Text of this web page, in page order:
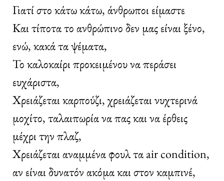
Γιατί στο κάτω κάτω, άνθρωποι είμαστε
Και τίποτα το ανθρώπινο δεν μας είναι ξένο,
ενώ, κακά τα ψέματα,
Το καλοκαίρι προκειμένου να περάσει
ευχάριστα,
Χρειάζεται καρπούζι, χρειάζεται νυχτερινά
μοχίτο, ταλαιπωρία να πας και να έρθεις
μέχρι την πλαζ,
Χρειάζεται αναμμένα φουλ τα air condition,
αν είναι δυνατόν ακόμα και στον καμπινέ,